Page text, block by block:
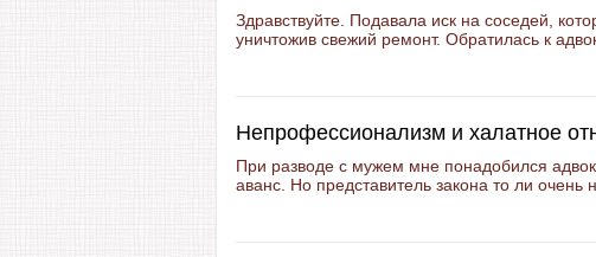
Здравствуйте. Подавала иск на соседей,
уничтожив свежий ремонт. Обратилась к
Непрофессионализм и халатное
При разводе с мужем мне понадобился
аванс. Но представитель закона то ли очень